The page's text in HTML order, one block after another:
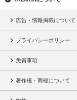
広告・情報掲載について
プライバシーポリシー
免責事項
著作権・商標について